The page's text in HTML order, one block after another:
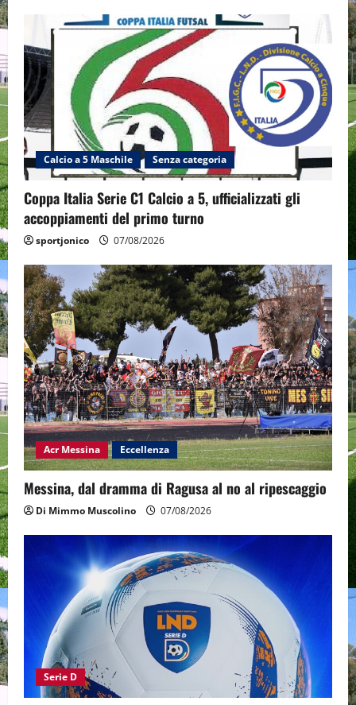
Calcio a 5 Maschile Senza categoria
Coppa Italia Serie C1 Calcio a 5, ufficializzati gli
accoppiamenti del primo turno
sportjonico 07/08/2026
Acr Messina Eccellenza
Messina, dal dramma di Ragusa al no al ripescaggio
Di Mimmo Muscolino 07/08/2026
Serie D